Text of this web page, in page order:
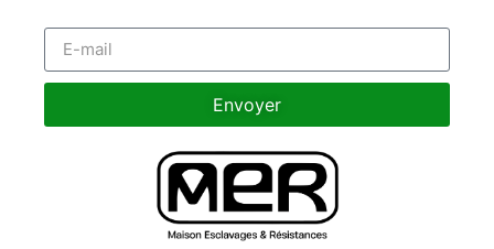
Envoyer